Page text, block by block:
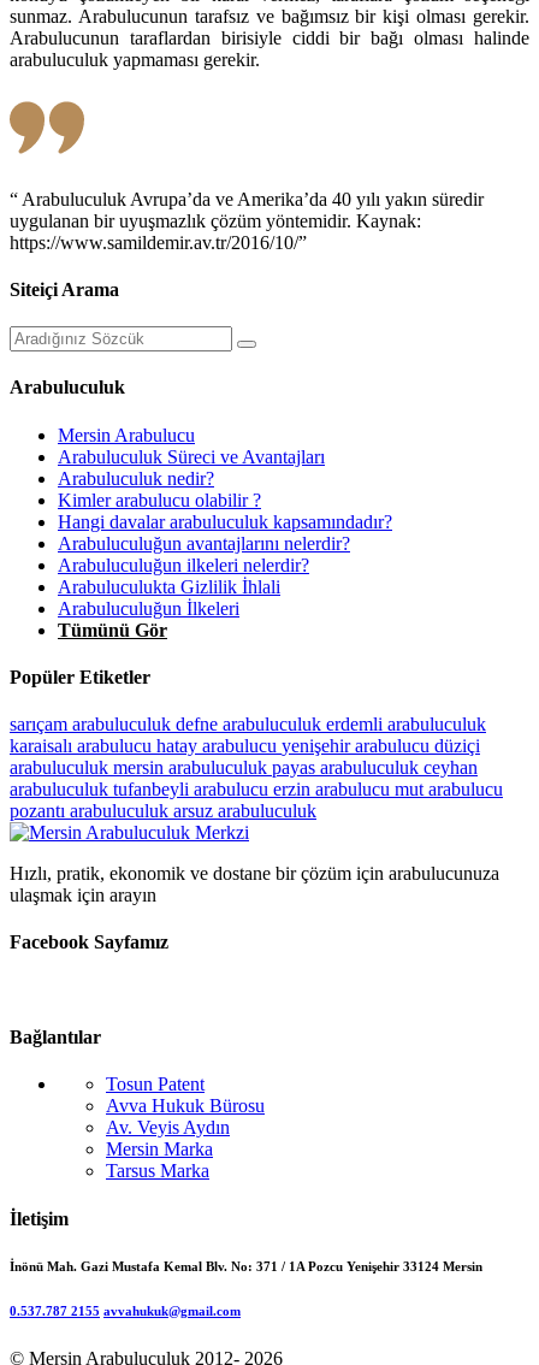
sunmaz. Arabulucunun tarafsız ve bağımsız bir kişi olması gerekir.
Arabulucunun taraflardan birisiyle ciddi bir bağı olması halinde
arabuluculuk yapmaması gerekir.
“ Arabuluculuk Avrupa’da ve Amerika’da 40 yılı yakın süredir
uygulanan bir uyuşmazlık çözüm yöntemidir. Kaynak:
https://www.samildemir.av.tr/2016/10/”
Siteiçi Arama
Arabuluculuk
Mersin Arabulucu
Arabuluculuk Süreci ve Avantajları
Arabuluculuk nedir?
Kimler arabulucu olabilir ?
Hangi davalar arabuluculuk kapsamındadır?
Arabuluculuğun avantajlarını nelerdir?
Arabuluculuğun ilkeleri nelerdir?
Arabuluculukta Gizlilik İhlali
Arabuluculuğun İlkeleri
Tümünü Gör
Popüler Etiketler
sarıçam arabuluculuk defne arabuluculuk erdemli arabuluculuk
karaisalı arabulucu hatay arabulucu yenişehir arabulucu düziçi
arabuluculuk mersin arabuluculuk payas arabuluculuk ceyhan
arabuluculuk tufanbeyli arabulucu erzin arabulucu mut arabulucu
pozantı arabuluculuk arsuz arabuluculuk
Hızlı, pratik, ekonomik ve dostane bir çözüm için arabulucunuza
ulaşmak için arayın
Facebook Sayfamız
Bağlantılar
Tosun Patent
Avva Hukuk Bürosu
Av. Veyis Aydın
Mersin Marka
Tarsus Marka
İletişim
İnönü Mah. Gazi Mustafa Kemal Blv. No: 371 / 1A Pozcu Yenişehir 33124 Mersin
0.537.787 2155 avvahukuk@gmail.com
© Mersin Arabuluculuk 2012- 2026